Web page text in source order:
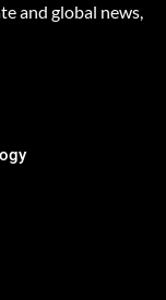
and global news,